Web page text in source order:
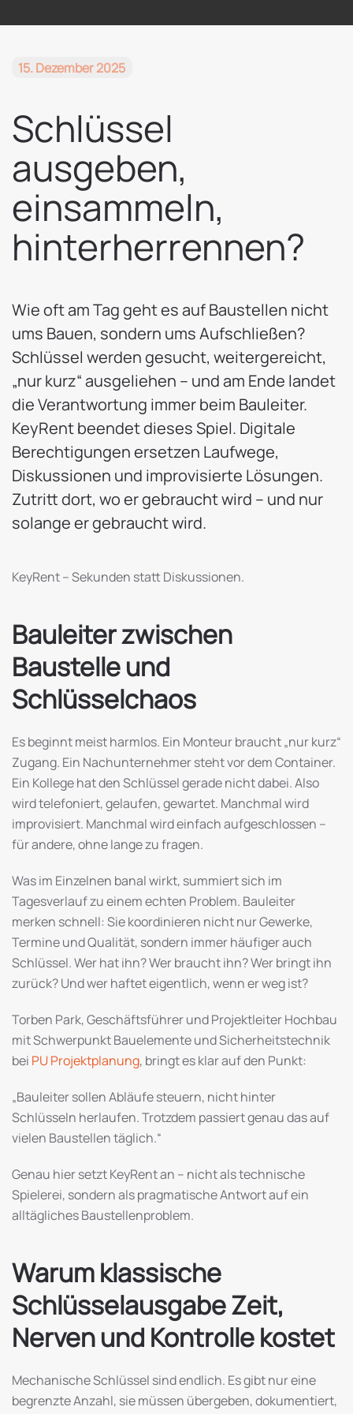
15. Dezember 2025
Schlüssel
ausgeben,
einsammeln,
hinterherrennen?
Wie oft am Tag geht es auf Baustellen nicht
ums Bauen, sondern ums Aufschließen?
Schlüssel werden gesucht, weitergereicht,
„nur kurz“ ausgeliehen – und am Ende landet
die Verantwortung immer beim Bauleiter.
KeyRent beendet dieses Spiel. Digitale
Berechtigungen ersetzen Laufwege,
Diskussionen und improvisierte Lösungen.
Zutritt dort, wo er gebraucht wird – und nur
solange er gebraucht wird.
KeyRent – Sekunden statt Diskussionen.
Bauleiter zwischen
Baustelle und
Schlüsselchaos
Es beginnt meist harmlos. Ein Monteur braucht „nur kurz“
Zugang. Ein Nachunternehmer steht vor dem Container.
Ein Kollege hat den Schlüssel gerade nicht dabei. Also
wird telefoniert, gelaufen, gewartet. Manchmal wird
improvisiert. Manchmal wird einfach aufgeschlossen –
für andere, ohne lange zu fragen.
Was im Einzelnen banal wirkt, summiert sich im
Tagesverlauf zu einem echten Problem. Bauleiter
merken schnell: Sie koordinieren nicht nur Gewerke,
Termine und Qualität, sondern immer häufiger auch
Schlüssel. Wer hat ihn? Wer braucht ihn? Wer bringt ihn
zurück? Und wer haftet eigentlich, wenn er weg ist?
Torben Park, Geschäftsführer und Projektleiter Hochbau
mit Schwerpunkt Bauelemente und Sicherheitstechnik
bei PU Projektplanung, bringt es klar auf den Punkt:
„Bauleiter sollen Abläufe steuern, nicht hinter
Schlüsseln herlaufen. Trotzdem passiert genau das auf
vielen Baustellen täglich.“
Genau hier setzt KeyRent an – nicht als technische
Spielerei, sondern als pragmatische Antwort auf ein
alltägliches Baustellenproblem.
Warum klassische
Schlüsselausgabe Zeit,
Nerven und Kontrolle kostet
Mechanische Schlüssel sind endlich. Es gibt nur eine
begrenzte Anzahl, sie müssen übergeben, dokumentiert,